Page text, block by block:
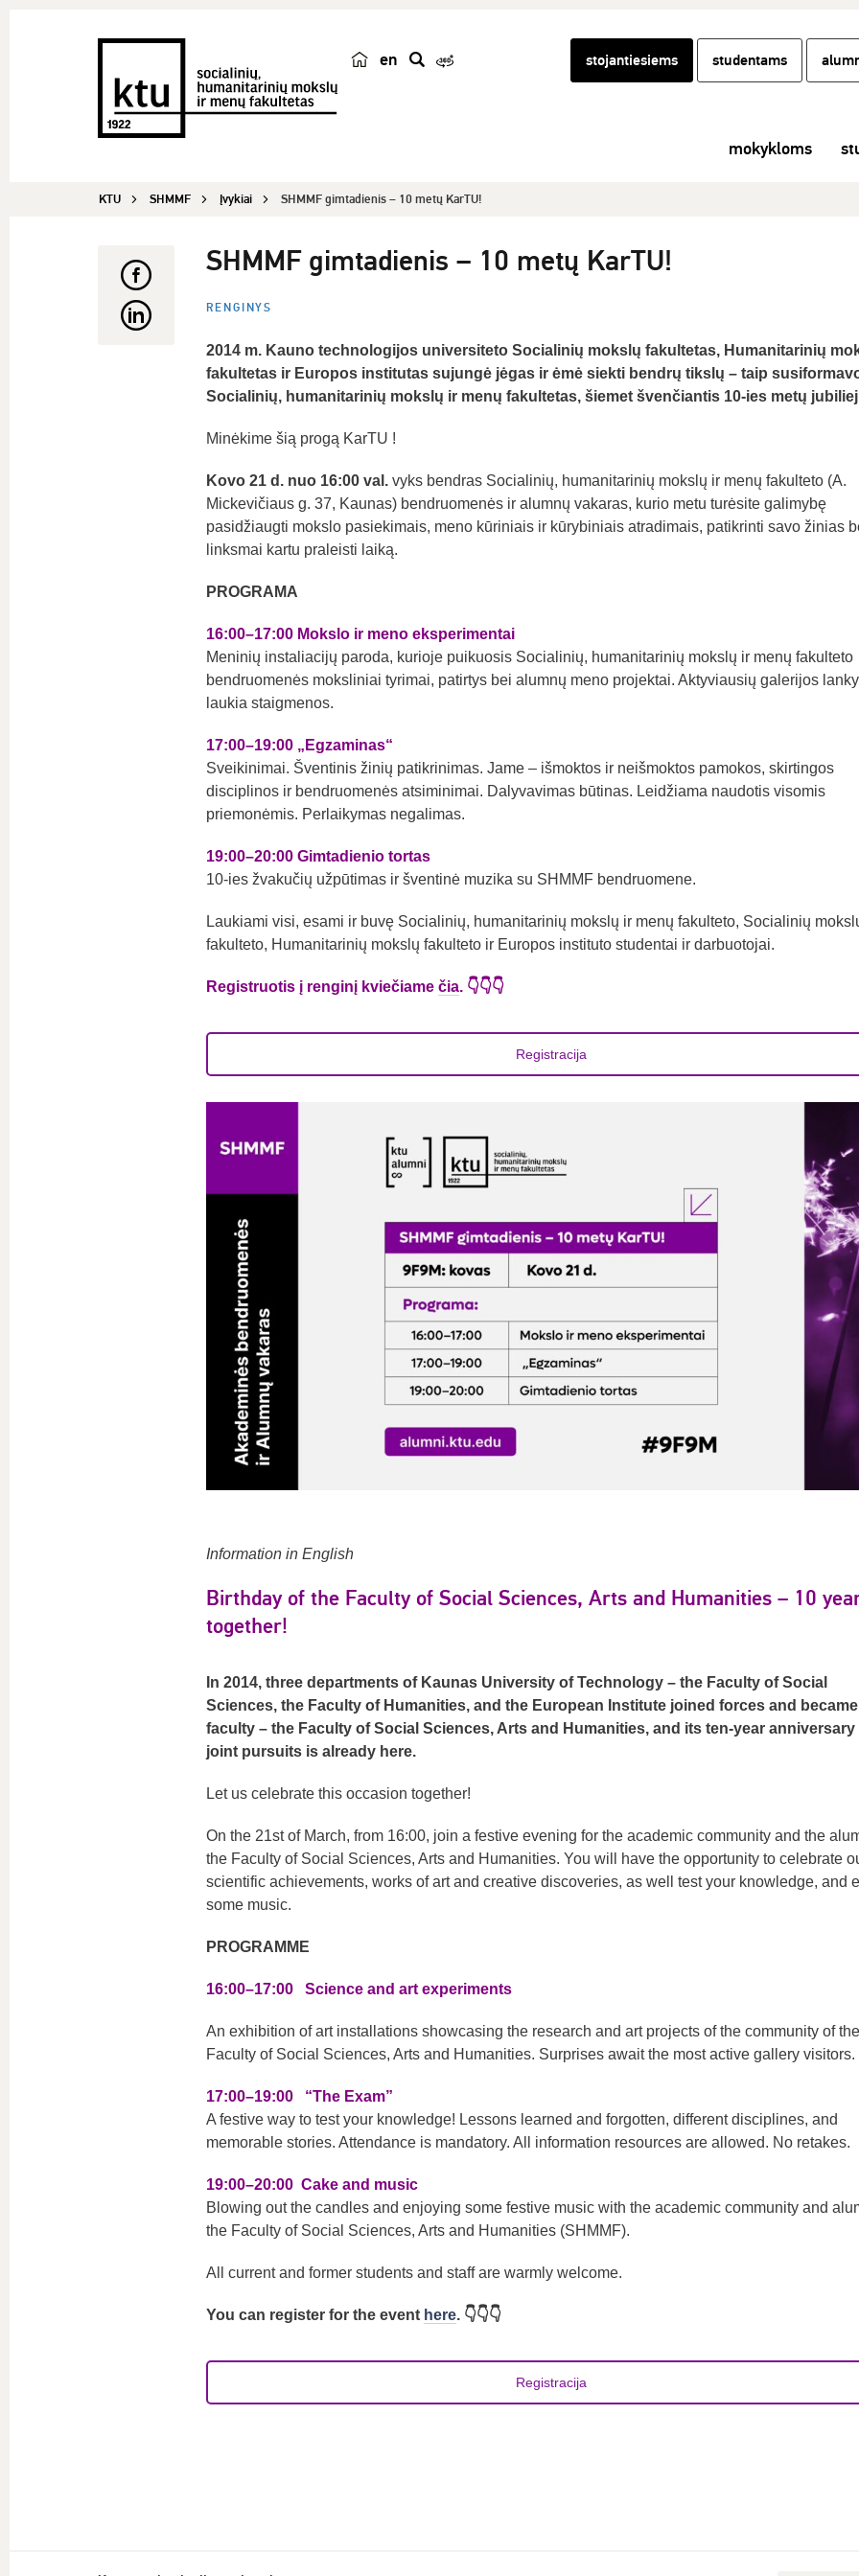
en
k
stojantiesiems studentams
mokykloms
KTU SHMMF Įvykiai SHMMF gimtadienis – 10 metų KarTU!
SHMMF gimtadienis – 10 metų KarTU!
RENGINYS
2014 m. Kauno technologijos universiteto Socialinių mokslų fakultetas, Humanitarinių
fakultetas ir Europos institutas sujungė jėgas ir ėmė siekti bendrų tikslų – taip
Socialinių, humanitarinių mokslų ir menų fakultetas, šiemet švenčiantis 10-ies metų
Minėkime šią progą KarTU !
Kovo 21 d. nuo 16:00 val.vyks bendras Socialinių, humanitarinių mokslų ir menų fakulteto (A.
Mickevičiaus g. 37, Kaunas) bendruomenės ir alumnų vakaras, kurio metu turėsite galimybę
pasidžiaugti mokslo pasiekimais, meno kūriniais ir kūrybiniais atradimais, patikrinti savo žinias
linksmai kartu praleisti laiką.
PROGRAMA
16:00–17:00 Mokslo ir meno eksperimentai
Meninių instaliacijų paroda, kurioje puikuosis Socialinių, humanitarinių mokslų ir menų fakulteto
bendruomenės moksliniai tyrimai, patirtys bei alumnų meno projektai. Aktyviausių galerijos
laukia staigmenos.
17:00–19:00 „Egzaminas“
Sveikinimai. Šventinis žinių patikrinimas. Jame – išmoktos ir neišmoktos pamokos, skirtingos
disciplinos ir bendruomenės atsiminimai. Dalyvavimas būtinas. Leidžiama naudotis visomis
priemonėmis. Perlaikymas negalimas.
19:00–20:00 Gimtadienio tortas
10-ies žvakučių užpūtimas ir šventinė muzika su SHMMF bendruomene.
Laukiami visi, esami ir buvę Socialinių, humanitarinių mokslų ir menų fakulteto, Socialinių
fakulteto, Humanitarinių mokslų fakulteto ir Europos instituto studentai ir darbuotojai.
Registruotis į renginį kviečiame čia. 👇👇👇
Registracija
Information in English
Birthday of the Faculty of Social Sciences, Arts and Humanities – 10
together!
In 2014, three departments of Kaunas University of Technology – the Faculty of Social
Sciences, the Faculty of Humanities, and the European Institute joined forces and
faculty – the Faculty of Social Sciences, Arts and Humanities, and its ten-year anniversary
joint pursuits is already here.
Let us celebrate this occasion together!
On the 21st of March, from 16:00, join a festive evening for the academic community and the
the Faculty of Social Sciences, Arts and Humanities. You will have the opportunity to celebrate
scientific achievements, works of art and creative discoveries, as well test your knowledge, and
some music.
PROGRAMME
16:00–17:00 Science and art experiments
An exhibition of art installations showcasing the research and art projects of the community of the
Faculty of Social Sciences, Arts and Humanities. Surprises await the most active gallery visitors.
17:00–19:00 “The Exam”
A festive way to test your knowledge! Lessons learned and forgotten, different disciplines, and
memorable stories. Attendance is mandatory. All information resources are allowed. No retakes.
19:00–20:00 Cake and music
Blowing out the candles and enjoying some festive music with the academic community and
the Faculty of Social Sciences, Arts and Humanities (SHMMF).
All current and former students and staff are warmly welcome.
You can register for the event here. 👇👇👇
Registracija